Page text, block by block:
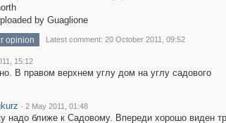
by Guaglione
opinion Latest comment: 20 October 2011, 09:52
15:12
В правом верхнем углу дом на углу садового
· 2 May 2011, 01:48
надо ближе к Садовому. Впереди хорошо виден